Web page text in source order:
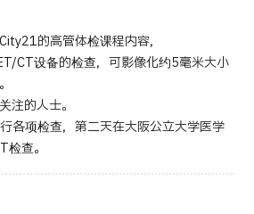
的高管体检课程内容，
CT设备的检查，可影像化约5毫米大小
注的人士。
各项检查，第二天在大阪公立大学医学
查。